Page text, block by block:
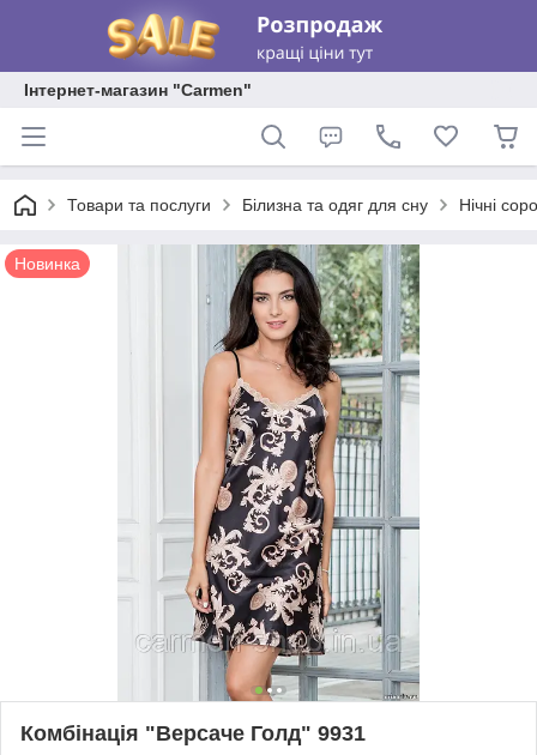
Інтернет-магазин "Carmen"
Товари та послуги Білизна та одяг для сну Нічні
Новинка
Комбінація "Версаче Голд" 9931